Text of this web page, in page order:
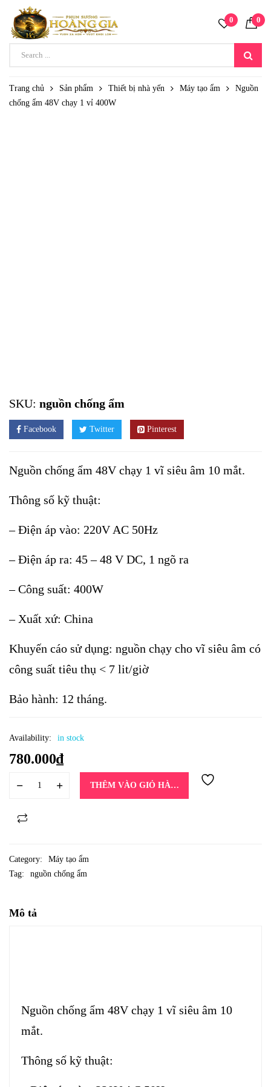
0 0
Trang chủ Sản phẩm Thiết bị nhà yến Máy tạo ẩm
Nguồn
chống ẩm 48V chạy 1 vỉ 400W
SKU: nguồn chống ẩm
Facebook Twitter Pinterest
Nguồn chống ẩm 48V chạy 1 vĩ siêu âm 10 mắt.
Thông số kỹ thuật:
– Điện áp vào: 220V AC 50Hz
– Điện áp ra: 45 – 48 V DC, 1 ngõ ra
– Công suất: 400W
– Xuất xứ: China
Khuyến cáo sử dụng: nguồn chạy cho vĩ siêu âm có
công suất tiêu thụ < 7 lit/giờ
Bảo hành: 12 tháng.
Availability: in stock
780.000₫
THÊM VÀO GIỎ HÀNG
Category:
Máy tạo ẩm
Tag:
nguồn chống ẩm
Mô tả
Nguồn chống ẩm 48V chạy 1 vĩ siêu âm 10
mắt.
Thông số kỹ thuật: